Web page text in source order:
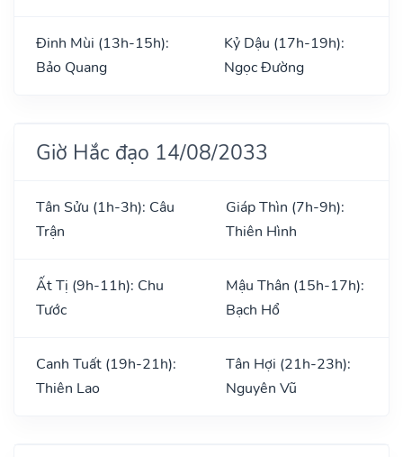
Đinh Mùi (13h-15h):
Bảo Quang
Kỷ Dậu (17h-19h):
Ngọc Đường
Giờ Hắc đạo 14/08/2033
Tân Sửu (1h-3h): Câu
Trận
Giáp Thìn (7h-9h):
Thiên Hình
Ất Tị (9h-11h): Chu
Tước
Mậu Thân (15h-17h):
Bạch Hổ
Canh Tuất (19h-21h):
Thiên Lao
Tân Hợi (21h-23h):
Nguyên Vũ